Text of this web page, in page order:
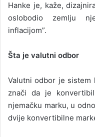
Hanke je, kaže,
oslobodio zemlju
inflacijom”.
Šta je valutni odbor
Valutni odbor je sistem
znači da je
njemačku marku, u
dvije konvertibilne